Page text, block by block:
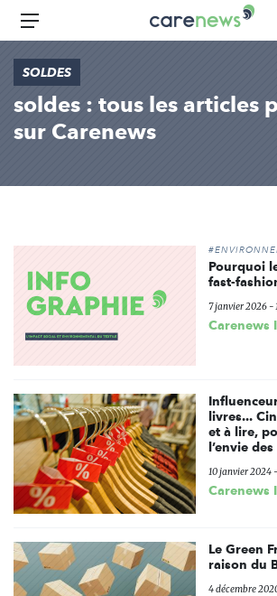
Aller
principal
Carenews,
Le
acteurs
l'engagement
Menu
SOLDES
soldes : tous les articles
sur Carenews
Pourquoi
fast-
7 janvier 2026 -
Carenews
livres...
et à lire,
l’envie
10 janvier 2024 -
Carenews
Le Green
raison du
4 décembre